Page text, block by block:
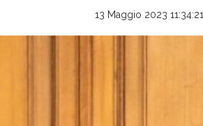
13 Maggio 2023 11:34:21